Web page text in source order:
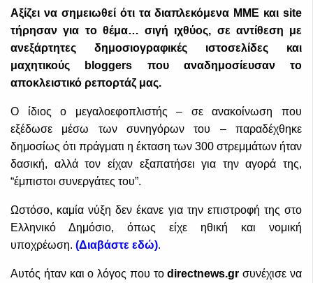
Αξίζει να σημειωθεί ότι τα διαπλεκόμενα ΜΜΕ και site
τήρησαν για το θέμα… σιγή ιχθύος, σε αντίθεση με
ανεξάρτητες δημοσιογραφικές ιστοσελίδες και
μαχητικούς bloggers που αναδημοσίευσαν το
αποκλειστικό ρεπορτάζ μας.
Ο ίδιος ο μεγαλοεφοπλιστής – σε ανακοίνωση που
εξέδωσε μέσω των συνηγόρων του – παραδέχθηκε
δημοσίως ότι πράγματι η έκταση των 300 στρεμμάτων ήταν
δασική, αλλά τον είχαν εξαπατήσει για την αγορά της,
“έμπιστοι συνεργάτες του”.
Ωστόσο, καμία νύξη δεν έκανε για την επιστροφή της στο
Ελληνικό Δημόσιο, όπως είχε ηθική και νομική
υποχρέωση. (Διαβάστε εδώ).
Αυτός ήταν και ο λόγος που τοdirectnews.grσυνέχισε να